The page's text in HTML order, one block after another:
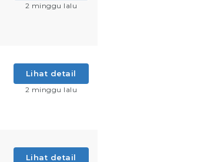
2 minggu lalu
Lihat detail
2 minggu lalu
Lihat detail